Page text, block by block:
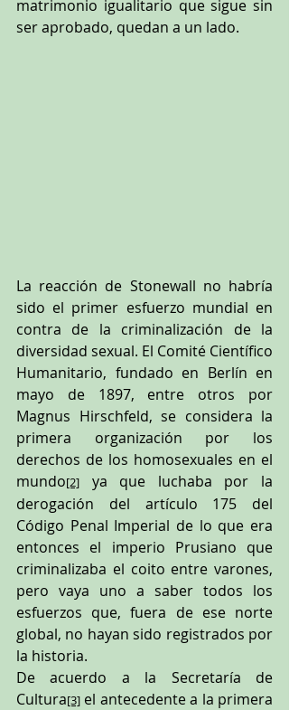
matrimonio igualitario que sigue sin
ser aprobado, quedan a un lado.
La reacción de Stonewall no habría
sido el primer esfuerzo mundial en
contra de la criminalización de la
diversidad sexual. El Comité Científico
Humanitario, fundado en Berlín en
mayo de 1897, entre otros por
Magnus Hirschfeld, se considera la
primera organización por los
derechos de los homosexuales en el
mundo[2]
ya que luchaba por la
derogación del artículo 175 del
Código Penal Imperial de lo que era
entonces el imperio Prusiano que
criminalizaba el coito entre varones,
pero vaya uno a saber todos los
esfuerzos que, fuera de ese norte
global, no hayan sido registrados por
la historia.
De acuerdo a la Secretaría de
Cultura[3] el antecedente a la primera